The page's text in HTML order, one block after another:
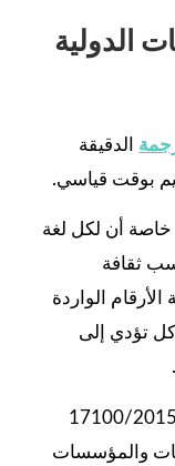
الدولية
الدقيقة
بوقت قياسي.
أن لكل لغة
ثقافة
الواردة
تؤدي إلى
ونلتزم بمعايير الترجمة العالمية الآيزو 17100/2015
والمؤسسات